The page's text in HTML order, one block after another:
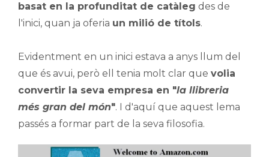
basat en la profunditat de catàleg des de
l'inici, quan ja oferia un milió de títols.
Evidentment en un inici estava a anys llum del
que és avui, però ell tenia molt clar que volia
convertir la seva empresa en "la llibreria
més gran del món". I d'aquí que aquest lema
passés a formar part de la seva filosofia.